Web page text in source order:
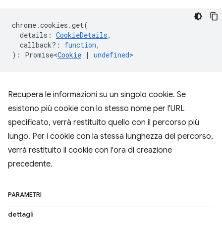
chrome.cookies .get(
details : CookieDetails,
callback? : function,
) : Promise<Cookie | undefined>
Recupera le informazioni su un singolo cookie. Se
esistono più cookie con lo stesso nome per l'URL
specificato, verrà restituito quello con il percorso più
lungo. Per i cookie con la stessa lunghezza del percorso,
verrà restituito il cookie con l'ora di creazione
precedente.
PARAMETRI
dettagli